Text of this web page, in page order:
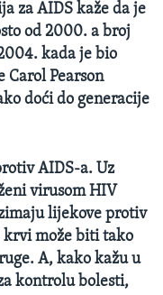
za AIDS kaže da je
od 2000. a broj
kada je bio
Carol Pearson
doći do generacije
AIDS-a. Uz
virusom HIV
lijekove protiv
krvi može biti tako
A, kako kažu u
kontrolu bolesti,